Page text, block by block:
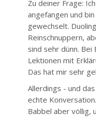
Zu deiner Frage:
angefangen und
gewechselt.
Reinschnuppern,
sind sehr dünn.
Lektionen mit
Das hat mir sehr
Allerdings - und
echte
Babbel aber völlig,